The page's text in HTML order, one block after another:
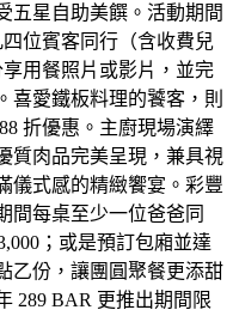
五星自助美饌。活動期間
位賓客同行（含收費兒
用餐照片或影片，並完
喜愛鐵板料理的饕客，則
折優惠。主廚現場演繹
質肉品完美呈現，兼具視
儀式感的精緻饗宴。彩豐
間每桌至少一位爸爸同
；或是預訂包廂並達
乙份，讓團圓聚餐更添甜
289 BAR 更推出期間限